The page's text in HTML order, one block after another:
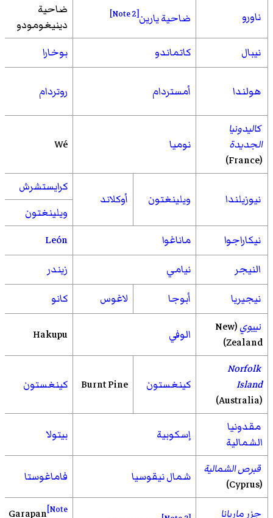
ناورو ضاحية يارين[Note 2]
ضاحية
دينيغومودو
نيبال
كاتماندو بوخارا
هولندا أمستردام روتردام
كاليدونيا
الجديدة
(France)
نوميا Wé
نيوزيلندا ويلينغتون أوكلاند
كرايستشرش
ويلينغتون
نيكاراجوا
ماناغوا
León
النيجر
نيامي
زيندر
نيجيريا
أبوجا لاغوس
كانو
نييوي (New
Zealand)
الوفي Hakupu
Norfolk
Island
(Australia)
كينغستون Burnt Pine كينغستون
مقدونيا
الشمالية
إسكوبية بيتولا
قبرص الشمالية
(Cyprus)
شمال نيقوسيا فاماغوستا
جزر ماريانا
Garapan[Note